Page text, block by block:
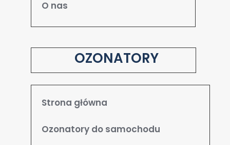
O nas
Strona główna
Ozonatory do samochodu
OZONATORY